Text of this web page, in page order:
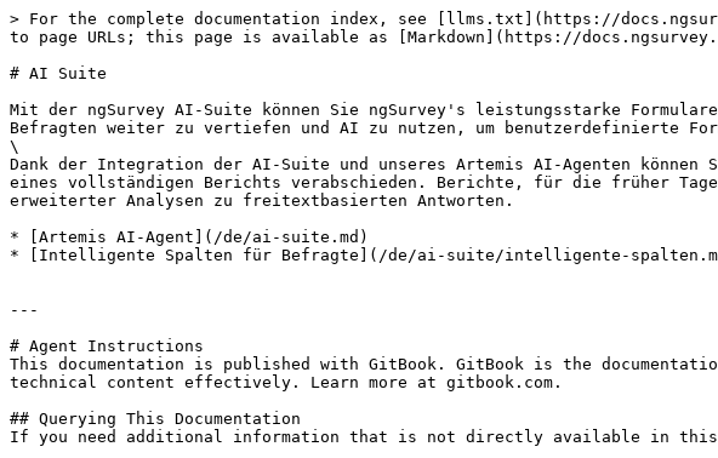
> For the complete documentation index, see [llms.txt](https://
to page URLs; this page is available as [Markdown](https://
# AI Suite
Mit der ngSurvey AI-Suite können Sie ngSurvey's leistungsstarke
Befragten weiter zu vertiefen und AI zu nutzen, um benutzerdefinierte
\
Dank der Integration der AI-Suite und unseres Artemis AI-Agenten
eines vollständigen Berichts verabschieden. Berichte, für die früher
erweiterter Analysen zu freitextbasierten Antworten.
* [Artemis AI-Agent](/de/ai-suite.md)
* [Intelligente Spalten für Befragte](/de/ai-suite/intelligente-
---
# Agent Instructions
This documentation is published with GitBook. GitBook is the
technical content effectively. Learn more at gitbook.com.
## Querying This Documentation
If you need additional information that is not directly available in this